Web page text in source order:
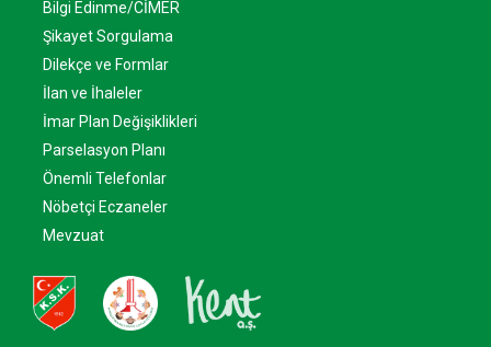
Bilgi Edinme/CİMER
Şikayet Sorgulama
Dilekçe ve Formlar
İlan ve İhaleler
İmar Plan Değişiklikleri
Parselasyon Planı
Önemli Telefonlar
Nöbetçi Eczaneler
Mevzuat